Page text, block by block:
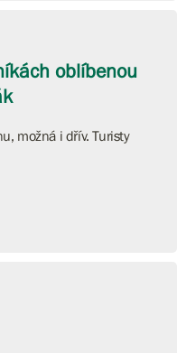
oblíbenou
možná i dřív. Turisty